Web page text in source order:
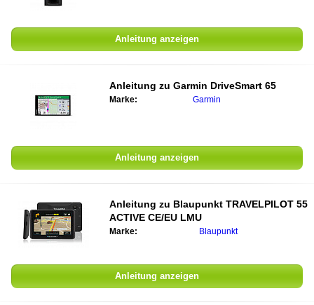
Anleitung anzeigen
Anleitung zu Garmin DriveSmart 65
Marke: Garmin
Anleitung anzeigen
Anleitung zu Blaupunkt TRAVELPILOT 55
ACTIVE CE/EU LMU
Marke: Blaupunkt
Anleitung anzeigen